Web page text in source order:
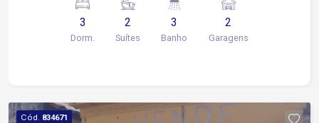
privacidade 1 quarto adicional, ideal para
hóspedes, home office ou sala de apoio Cozinha
Lacerda, com fácil acesso ao comércio local 5
3
Dorm.
2
Suítes
3
Banho
2
Garagens
Cód. 834671